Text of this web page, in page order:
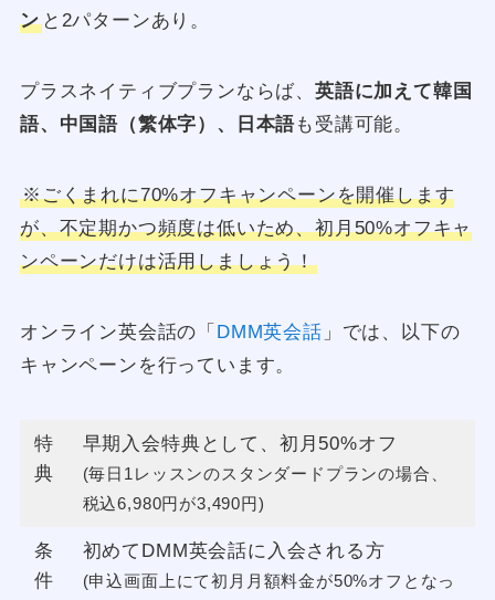
ンと2パターンあり。
プラスネイティブプランならば、英語に加えて韓国
語、中国語（繁体字）、日本語も受講可能。
※ごくまれに70%オフキャンペーンを開催します
が、不定期かつ頻度は低いため、初月50%オフキャ
ンペーンだけは活用しましょう！
オンライン英会話の「 DMM英会話 」では、以下の
キャンペーンを行っています。
特
典
早期入会特典として、初月50%オフ
(毎日1レッスンのスタンダードプランの場合、
税込6,980円が3,490円)
条
件
初めてDMM英会話に入会される方
(申込画面上にて初月月額料金が50%オフとなっ